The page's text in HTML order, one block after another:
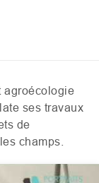
agroécologie
ses travaux
de
champs.